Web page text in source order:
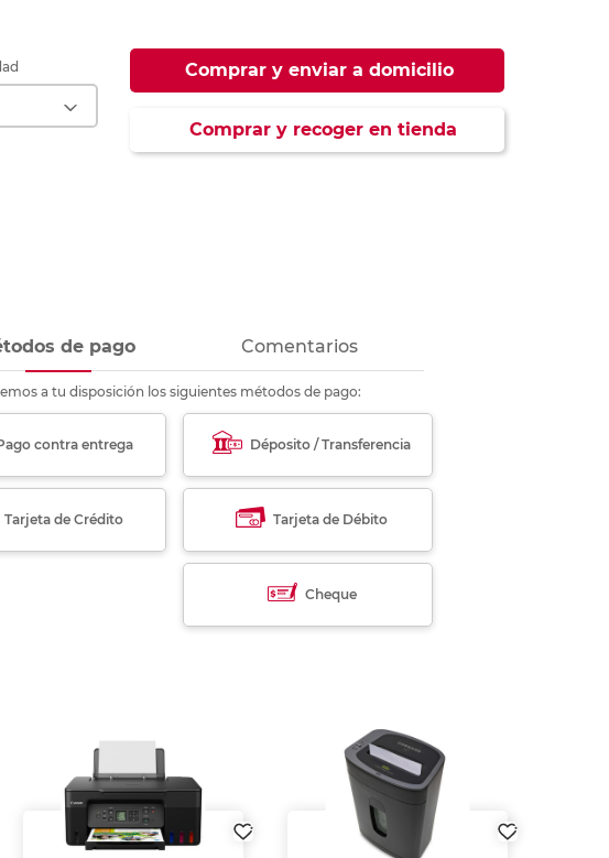
Comprar y enviar a domicilio
Comprar y recoger en tienda
de pago Comentarios
a tu disposición los siguientes métodos de pago:
contra entrega Déposito / Transferencia
Tarjeta de Crédito Tarjeta de Débito
Cheque